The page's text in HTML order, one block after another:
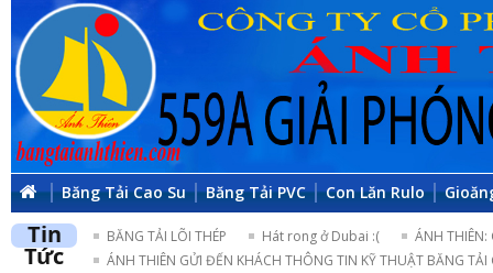
Băng Tải Cao Su Băng Tải PVC Con Lăn Rulo
Tin
Tức
BĂNG TẢI LÕI THÉP Hát rong ở Dubai :(
ÁNH THIÊN:
ÁNH THIÊN GỬI ĐẾN KHÁCH THÔNG TIN KỸ THUẬT BĂNG TẢI